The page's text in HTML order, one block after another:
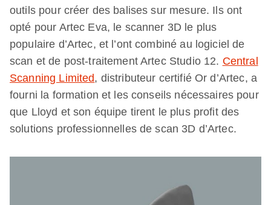
outils pour créer des balises sur mesure. Ils ont
opté pour Artec Eva, le scanner 3D le plus
populaire d’Artec, et l’ont combiné au logiciel de
scan et de post-traitement Artec Studio 12. Central
Scanning Limited, distributeur certifié Or d’Artec, a
fourni la formation et les conseils nécessaires pour
que Lloyd et son équipe tirent le plus profit des
solutions professionnelles de scan 3D d’Artec.